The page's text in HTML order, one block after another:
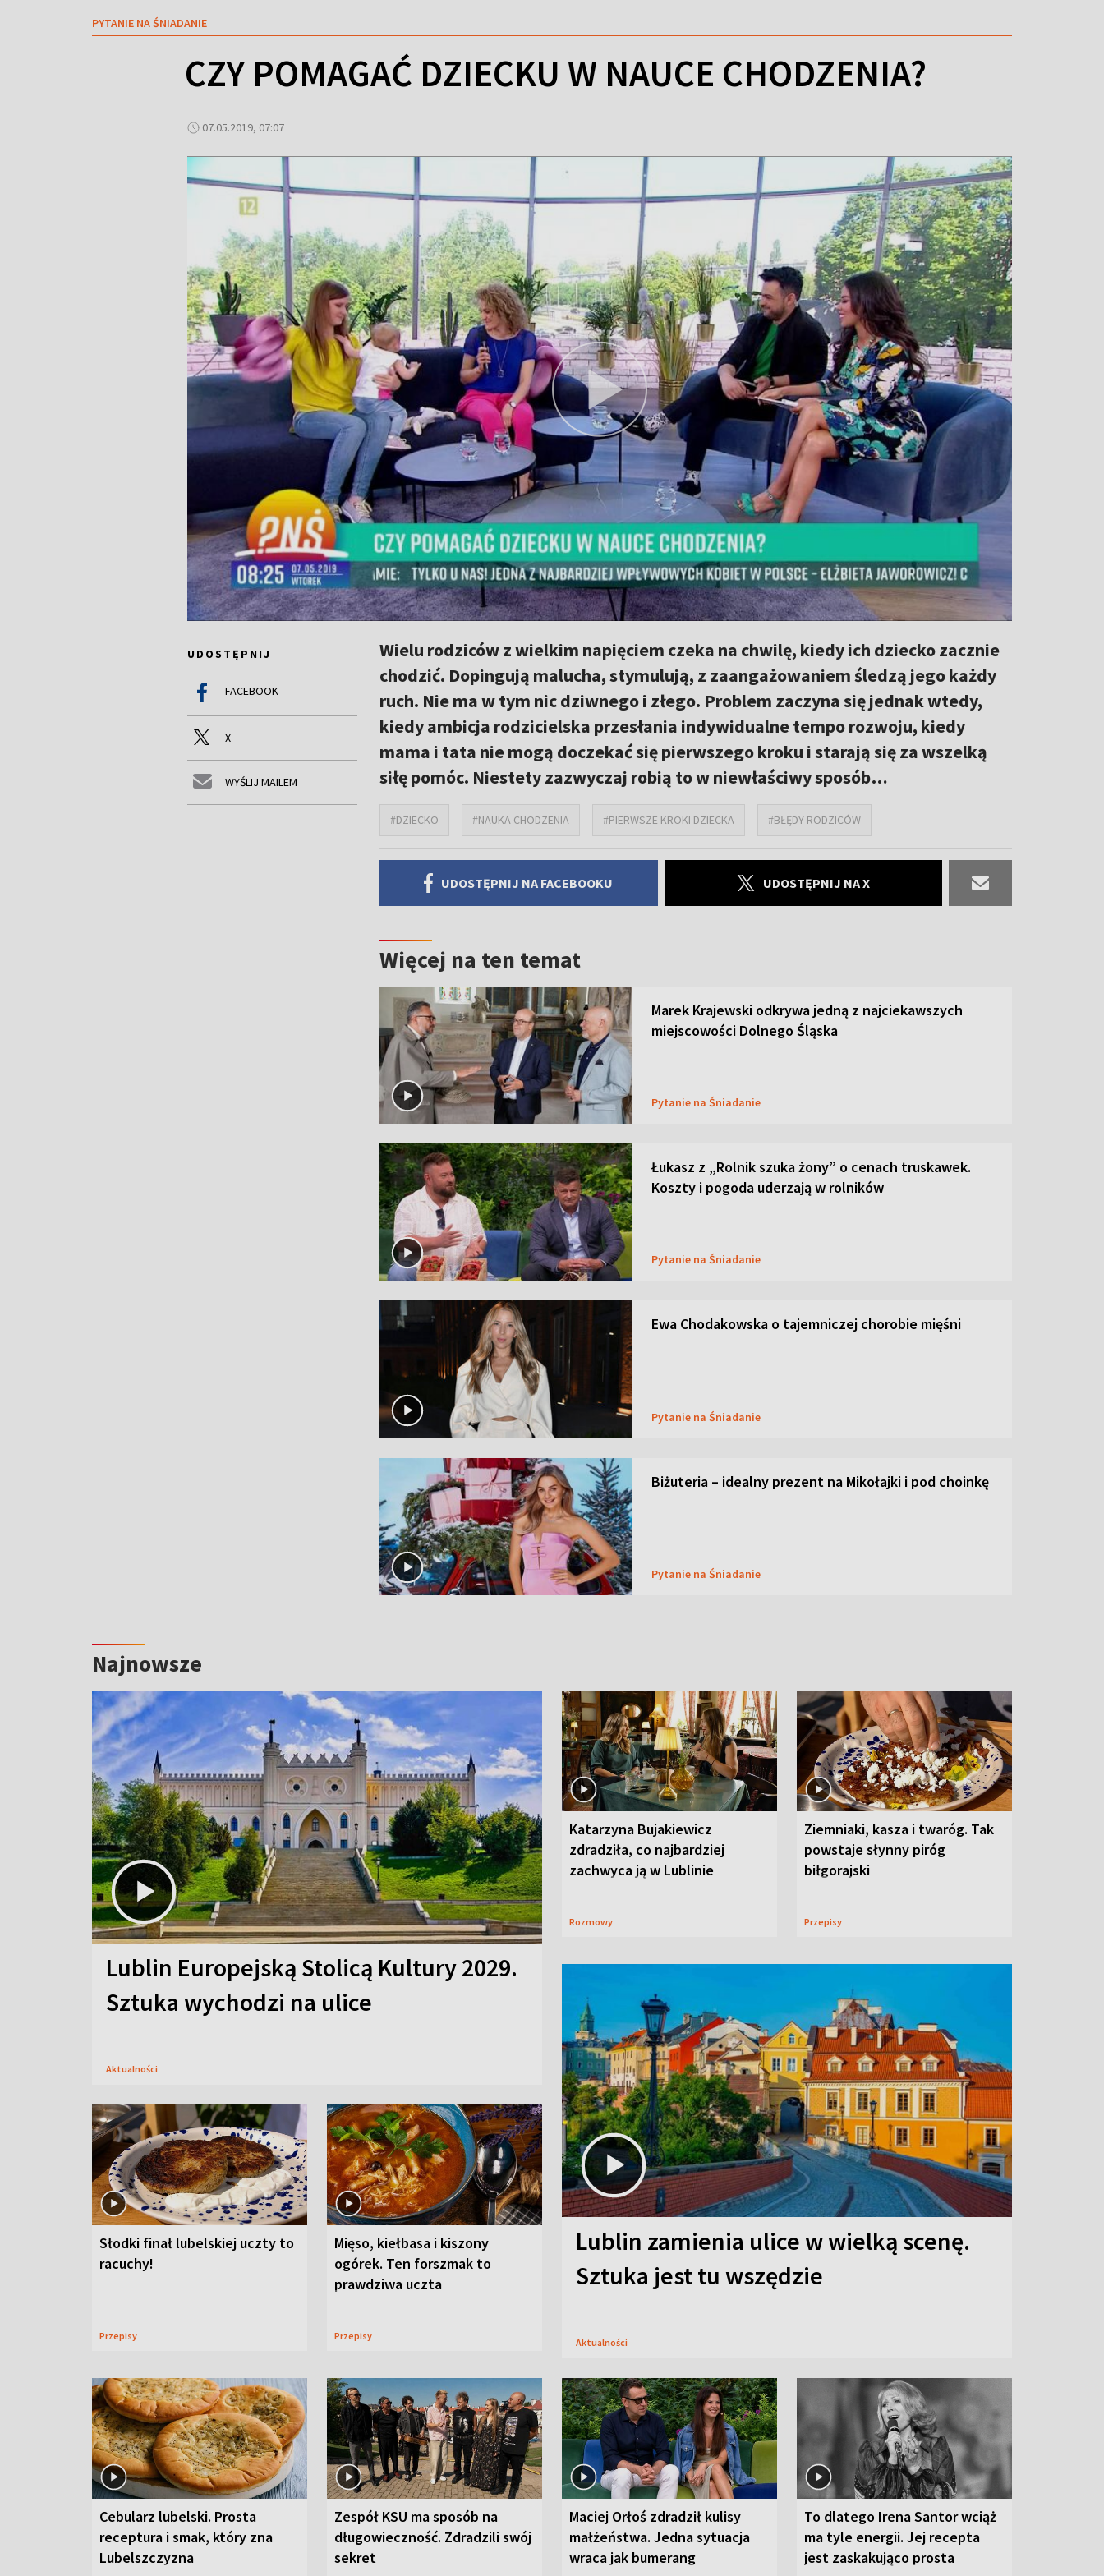
PYTANIE NA ŚNIADANIE
CZY POMAGAĆ DZIECKU W NAUCE CHODZENIA?
07.05.2019, 07:07
UDOSTĘPNIJ
FACEBOOK
X
WYŚLIJ MAILEM
Wielu rodziców z wielkim napięciem czeka na chwilę, kiedy ich dziecko zacznie
chodzić. Dopingują malucha, stymulują, z zaangażowaniem śledzą jego każdy
ruch. Nie ma w tym nic dziwnego i złego. Problem zaczyna się jednak wtedy,
kiedy ambicja rodzicielska przesłania indywidualne tempo rozwoju, kiedy
mama i tata nie mogą doczekać się pierwszego kroku i starają się za wszelką
siłę pomóc. Niestety zazwyczaj robią to w niewłaściwy sposób…
#DZIECKO #NAUKA CHODZENIA #PIERWSZE KROKI DZIECKA #BŁĘDY RODZICÓW
UDOSTĘPNIJ NA FACEBOOKU UDOSTĘPNIJ NA X
Więcej na ten temat
Marek Krajewski odkrywa jedną z najciekawszych
miejscowości Dolnego Śląska
Pytanie na Śniadanie
Łukasz z „Rolnik szuka żony” o cenach truskawek.
Koszty i pogoda uderzają w rolników
Pytanie na Śniadanie
Ewa Chodakowska o tajemniczej chorobie mięśni
Pytanie na Śniadanie
Biżuteria – idealny prezent na Mikołajki i pod choinkę
Pytanie na Śniadanie
Najnowsze
Lublin Europejską Stolicą Kultury 2029.
Sztuka wychodzi na ulice
Aktualności
Katarzyna Bujakiewicz
zdradziła, co najbardziej
zachwyca ją w Lublinie
Rozmowy
Ziemniaki, kasza i twaróg. Tak
powstaje słynny piróg
biłgorajski
Przepisy
Słodki finał lubelskiej uczty to
racuchy!
Przepisy
Mięso, kiełbasa i kiszony
ogórek. Ten forszmak to
prawdziwa uczta
Przepisy
Lublin zamienia ulice w wielką scenę.
Sztuka jest tu wszędzie
Aktualności
Cebularz lubelski. Prosta
receptura i smak, który zna
Lubelszczyzna
Zespół KSU ma sposób na
długowieczność. Zdradzili swój
sekret
Maciej Orłoś zdradził kulisy
małżeństwa. Jedna sytuacja
wraca jak bumerang
To dlatego Irena Santor wciąż
ma tyle energii. Jej recepta
jest zaskakująco prosta